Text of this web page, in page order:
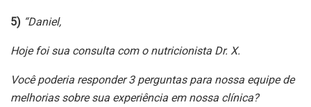
5) “Daniel,
Hoje foi sua consulta com o nutricionista Dr. X.
Você poderia responder 3 perguntas para nossa equipe de
melhorias sobre sua experiência em nossa clínica?